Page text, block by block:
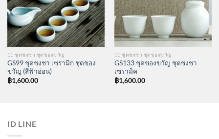
11 ชุดชงชา ชุดของขวัญ
GS99 ชุดชงชา เซรามิก ชุดของ
ขวัญ (สีฟ้าอ่อน)
฿1,600.00
11 ชุดชงชา ชุดของขวัญ
GS133 ชุดของขวัญ ชุดชงชา
เซรามิค
฿1,600.00
ID LINE